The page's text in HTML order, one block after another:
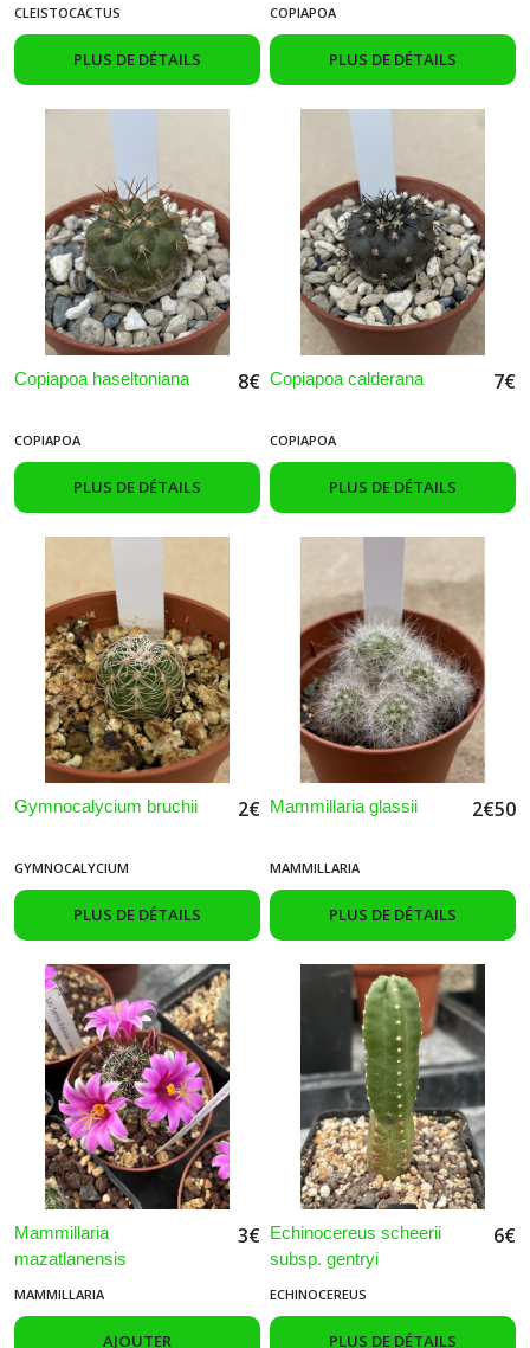
CLEISTOCACTUS
PLUS DE DÉTAILS
COPIAPOA
PLUS DE DÉTAILS
Copiapoa haseltoniana 8€
COPIAPOA
PLUS DE DÉTAILS
Copiapoa calderana 7€
COPIAPOA
PLUS DE DÉTAILS
Gymnocalycium bruchii 2€
GYMNOCALYCIUM
PLUS DE DÉTAILS
Mammillaria glassii 2€50
MAMMILLARIA
PLUS DE DÉTAILS
Mammillaria
mazatlanensis
3€
MAMMILLARIA
AJOUTER
Echinocereus scheerii
subsp. gentryi
6€
ECHINOCEREUS
PLUS DE DÉTAILS